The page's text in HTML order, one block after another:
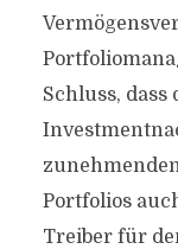
Schluss, dass
Portfolios
Treiber für